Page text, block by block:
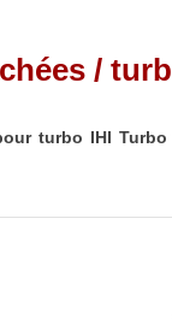
/
turbo IHI Turbo